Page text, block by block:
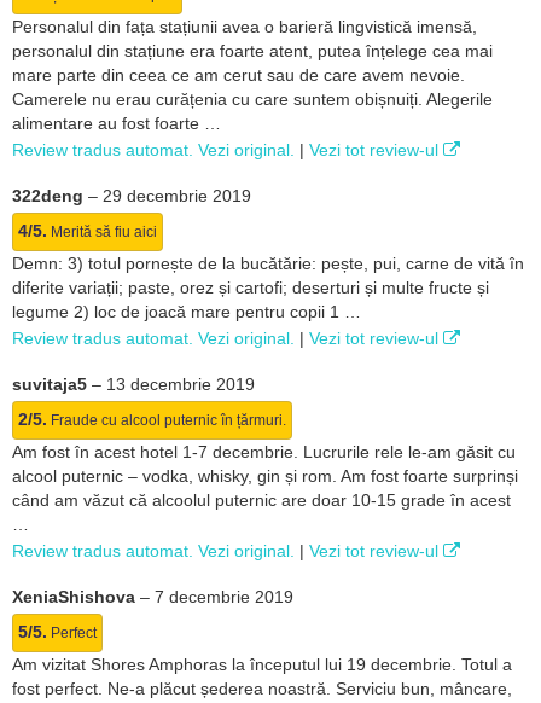
Personalul din fața stațiunii avea o barieră lingvistică imensă,
personalul din stațiune era foarte atent, putea înțelege cea mai
mare parte din ceea ce am cerut sau de care avem nevoie.
Camerele nu erau curățenia cu care suntem obișnuiți. Alegerile
alimentare au fost foarte …
Review tradus automat. Vezi original. | Vezi tot review-ul
322deng – 29 decembrie 2019
4/5. Merită să fiu aici
Demn: 3) totul pornește de la bucătărie: pește, pui, carne de vită în
diferite variații; paste, orez și cartofi; deserturi și multe fructe și
legume 2) loc de joacă mare pentru copii 1 …
Review tradus automat. Vezi original. | Vezi tot review-ul
suvitaja5 – 13 decembrie 2019
2/5. Fraude cu alcool puternic în țărmuri.
Am fost în acest hotel 1-7 decembrie. Lucrurile rele le-am găsit cu
alcool puternic – vodka, whisky, gin și rom. Am fost foarte surprinși
când am văzut că alcoolul puternic are doar 10-15 grade în acest
…
Review tradus automat. Vezi original. | Vezi tot review-ul
XeniaShishova – 7 decembrie 2019
5/5. Perfect
Am vizitat Shores Amphoras la începutul lui 19 decembrie. Totul a
fost perfect. Ne-a plăcut șederea noastră. Serviciu bun, mâncare,